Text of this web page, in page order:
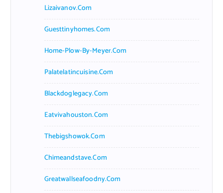
Lizaivanov.com
Guesttinyhomes.com
Home-Plow-By-Meyer.com
Palatelatincuisine.com
Blackdoglegacy.com
Eatvivahouston.com
Thebigshowok.com
Chimeandstave.com
Greatwallseafoodny.com